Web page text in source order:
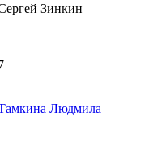
Зинкин
Людмила